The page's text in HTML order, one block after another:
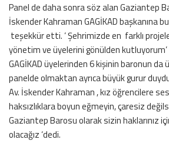
Panel de daha sonra söz alan Gaziantep
İskender Kahraman GAGİKAD başkanına
teşekkür etti. ‘ Şehrimizde en farklı
yönetim ve üyelerini gönülden
GAGİKAD üyelerinden 6 kişinin baronun da
panelde olmaktan ayrıca büyük gurur
Av. İskender Kahraman , kız öğrencilere
haksızlıklara boyun eğmeyin, çaresiz
Gaziantep Barosu olarak sizin haklarınız
olacağız ‘dedi.